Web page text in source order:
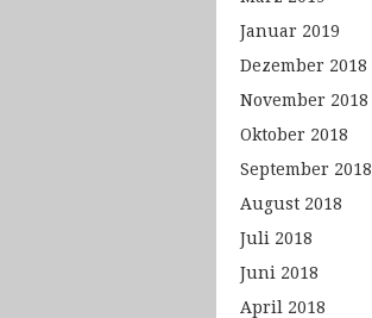
Januar 2019
Dezember 2018
November 2018
Oktober 2018
September 2018
August 2018
Juli 2018
Juni 2018
April 2018